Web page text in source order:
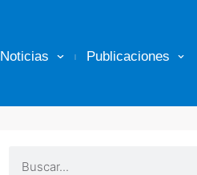
Noticias Publicaciones